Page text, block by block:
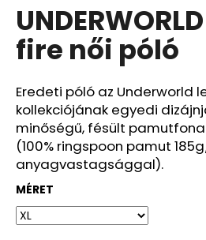
átlagos
értékelése
5-
csillag.
fire női póló
Eredeti póló az Underworld
kollekciójának egyedi
minőségű, fésült
(100% ringspoon pamut
anyagvastagsággal).
MÉRET